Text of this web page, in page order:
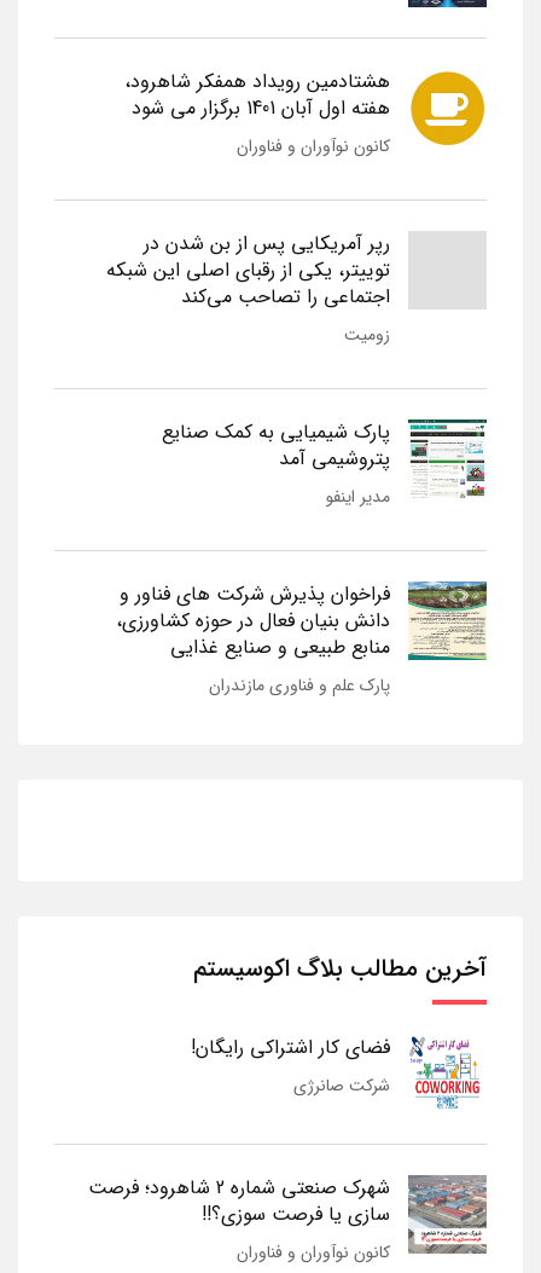
هشتادمین رویداد همفکر شاهرود،
هفته اول آبان 1401 برگزار می شود
کانون نوآوران و فناوران
رپر آمریکایی پس از بن شدن در
توییتر، یکی از رقبای اصلی این شبکه
اجتماعی را تصاحب می‌کند
زومیت
پارک شیمیایی به کمک صنایع
پتروشیمی آمد
مدیر اینفو
فراخوان پذیرش شرکت های فناور و
دانش بنیان فعال در حوزه کشاورزی،
منابع طبیعی و صنایع غذایی
پارک علم و فناوری مازندران
آخرین مطالب بلاگ اکوسیستم
فضای کار اشتراکی رایگان!
شرکت صانرژی
شهرک صنعتی شماره 2 شاهرود؛ فرصت
سازی یا فرصت سوزی؟!!
کانون نوآوران و فناوران